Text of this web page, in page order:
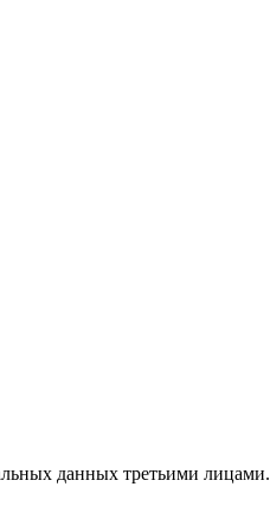
данных третьими лицами.